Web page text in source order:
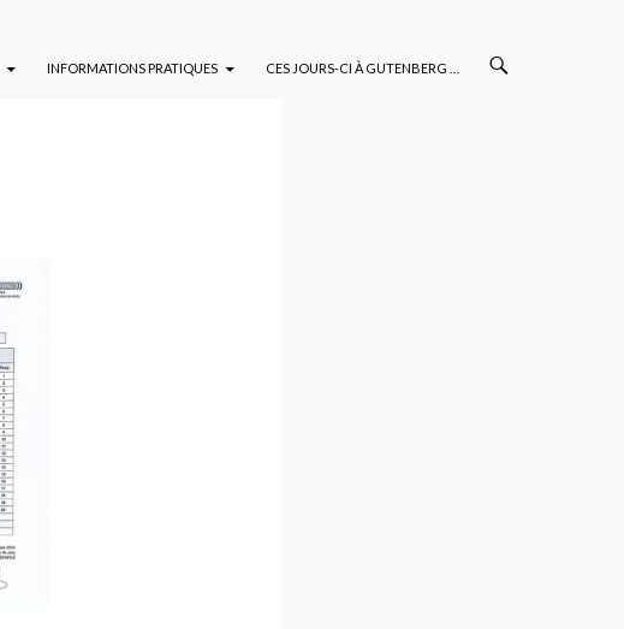
INFORMATIONS PRATIQUES CES JOURS-CI À GUTENBERG …